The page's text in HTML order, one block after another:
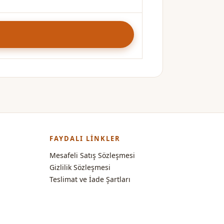
FAYDALI LINKLER
Mesafeli Satış Sözleşmesi
Gizlilik Sözleşmesi
Teslimat ve İade Şartları